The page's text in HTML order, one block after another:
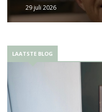
29 juli 2026
LAATSTE BLOG